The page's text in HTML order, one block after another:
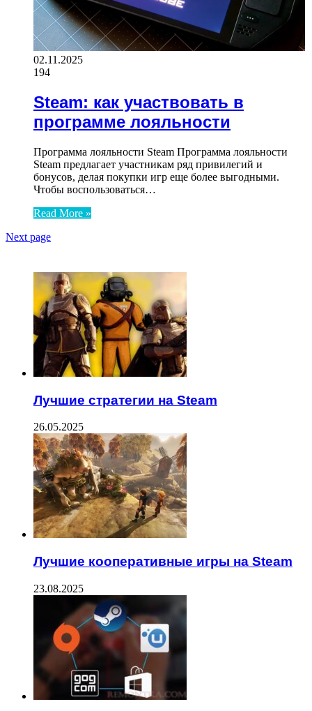
02.11.2025
194
Steam: как участвовать в
программе лояльности
Программа лояльности Steam Программа лояльности
Steam предлагает участникам ряд привилегий и
бонусов, делая покупки игр еще более выгодными.
Чтобы воспользоваться…
Read More »
Next page
Лучшие стратегии на Steam
26.05.2025
Лучшие кооперативные игры на Steam
23.08.2025